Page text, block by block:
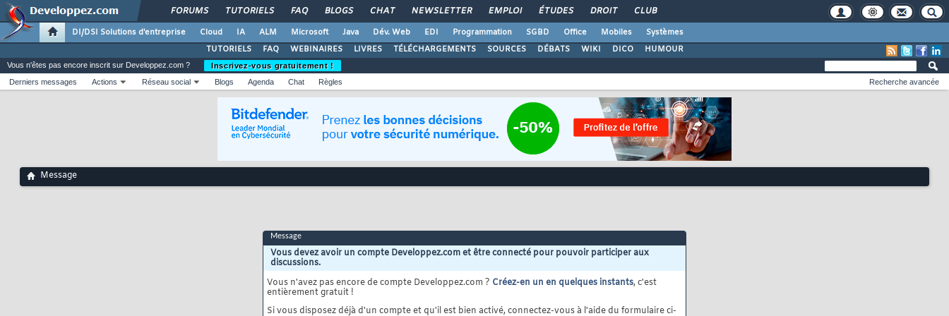
FORUMS TUTORIELS FAQ BLOGS CHAT NEWSLETTER EMPLOI ÉTUDES DROIT CLUB
DI/DSI Solutions d'entreprise Cloud IA ALM Microsoft Java Dév. Web EDI Programmation SGBD Office Mobiles
Systèmes
TUTORIELS
FAQ WEBINAIRES LIVRES TÉLÉCHARGEMENTS SOURCES DÉBATS WIKI DICO HUMOUR
Vous n'êtes pas encore inscrit sur Developpez.com ?
Inscrivez-vous gratuitement !
Derniers messages
Actions Réseau social Blogs Agenda Chat Règles Recherche avancée
Message
Message
Vous devez avoir un compte Developpez.com et être connecté pour pouvoir participer aux
discussions.
Vous n'avez pas encore de compte Developpez.com ? Créez-en un en quelques instants, c'est
entièrement gratuit !
Si vous disposez déjà d'un compte et qu'il est bien activé, connectez-vous à l'aide du formulaire ci-